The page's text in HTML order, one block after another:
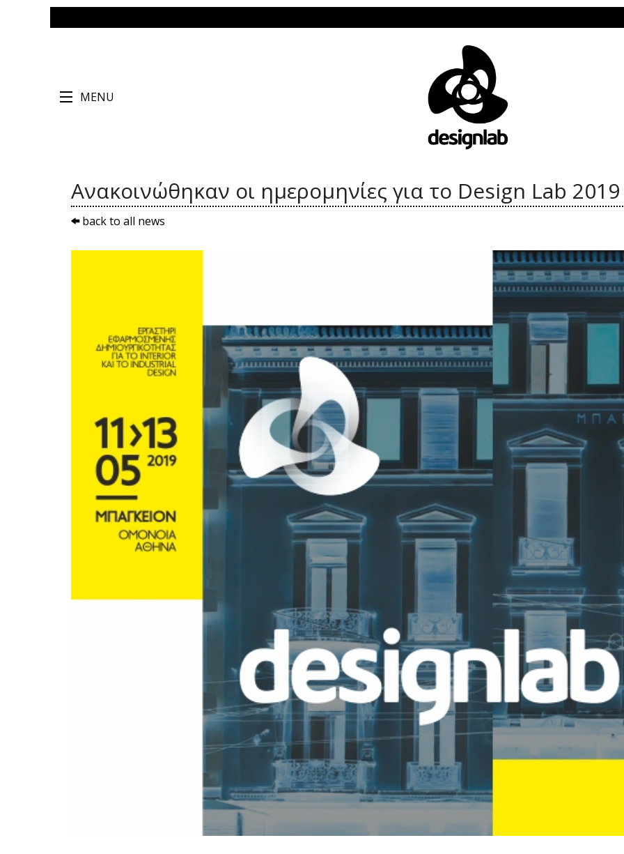
MENU
Ανακοινώθηκαν οι ημερομηνίες για το Design Lab 2019
back to all news